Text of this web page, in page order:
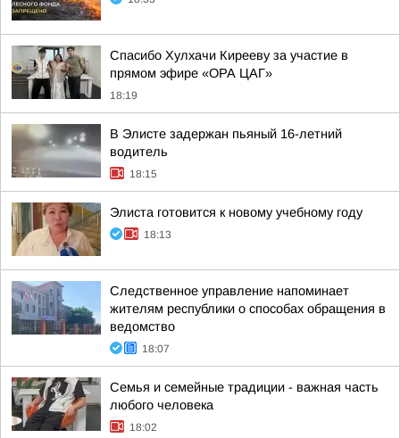
Спасибо Хулхачи Кирееву за участие в
прямом эфире «ОРА ЦАГ»
18:19
В Элисте задержан пьяный 16-летний
водитель
18:15
Элиста готовится к новому учебному году
18:13
Следственное управление напоминает
жителям республики о способах обращения в
ведомство
18:07
Семья и семейные традиции - важная часть
любого человека
18:02